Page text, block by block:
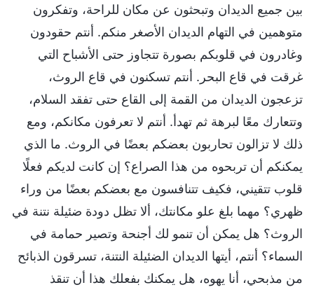
بين جميع الديدان وتبحثون عن مكان للراحة، وتفكرون
متوهمين في التهام الديدان الأصغر منكم. أنتم حقودون
وغادرون في قلوبكم بصورة تتجاوز حتى الأشباح التي
غرقت في قاع البحر. أنتم تسكنون في قاع الروث،
تزعجون الديدان من القمة إلى القاع حتى تفقد السلام،
وتتعارك معًا لبرهة ثم تهدأ. أنتم لا تعرفون مكانكم، ومع
ذلك لا تزالون تحاربون بعضكم بعضًا في الروث. ما الذي
يمكنكم أن تربحوه من هذا الصراع؟ إن كانت لديكم فعلًا
قلوب تتقيني، فكيف تتنافسون مع بعضكم بعضًا من وراء
ظهري؟ مهما بلغ علو مكانتك، ألا تظل دودة ضئيلة نتنة في
الروث؟ هل يمكن أن تنمو لك أجنحة وتصير حمامة في
السماء؟ أنتم، أيتها الديدان الضئيلة النتنة، تسرقون الذبائح
من مذبحي، أنا يهوه، هل يمكنك بفعلك هذا أن تنقذ